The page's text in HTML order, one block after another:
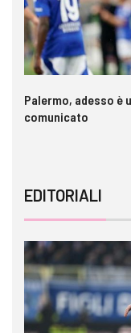
Palermo, adesso è
comunicato
EDITORIALI